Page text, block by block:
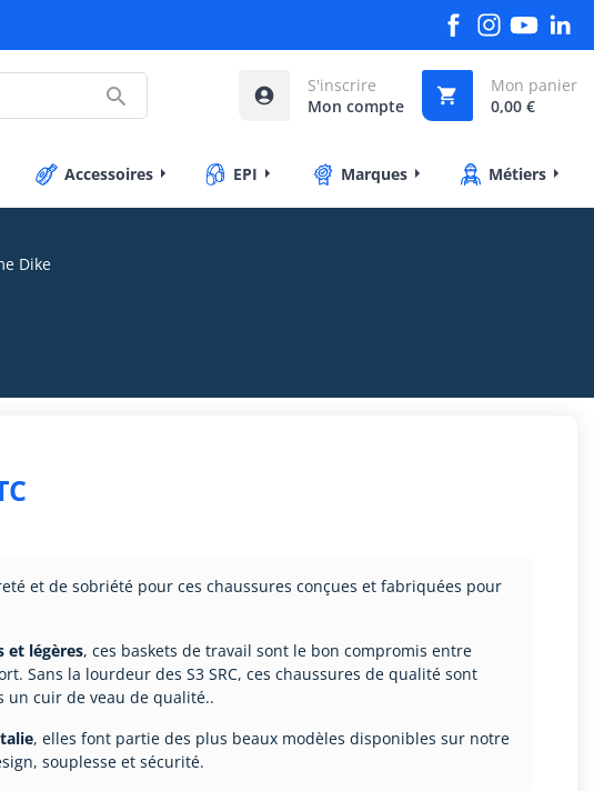
 
S'inscrire
Mon compte

Mon panier
0,00 €
Accessoires EPI Marques Métiers
Dike
et de sobriété pour ces chaussures conçues et fabriquées pour
et légères, ces baskets de travail sont le bon compromis entre
Sans la lourdeur des S3 SRC, ces chaussures de qualité sont
un cuir de veau de qualité..
, elles font partie des plus beaux modèles disponibles sur notre
souplesse et sécurité.